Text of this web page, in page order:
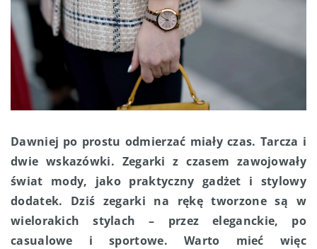
Dawniej po prostu odmierzać miały czas. Tarcza i
dwie wskazówki. Zegarki z czasem zawojowały
świat mody, jako praktyczny gadżet i stylowy
dodatek. Dziś zegarki na rękę tworzone są w
wielorakich stylach – przez eleganckie, po
casualowe i sportowe. Warto mieć więc